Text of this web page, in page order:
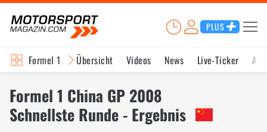
PLUS
Formel 1 Übersicht Videos News Live-Ticker
Formel 1 China GP 2008
Schnellste Runde - Ergebnis